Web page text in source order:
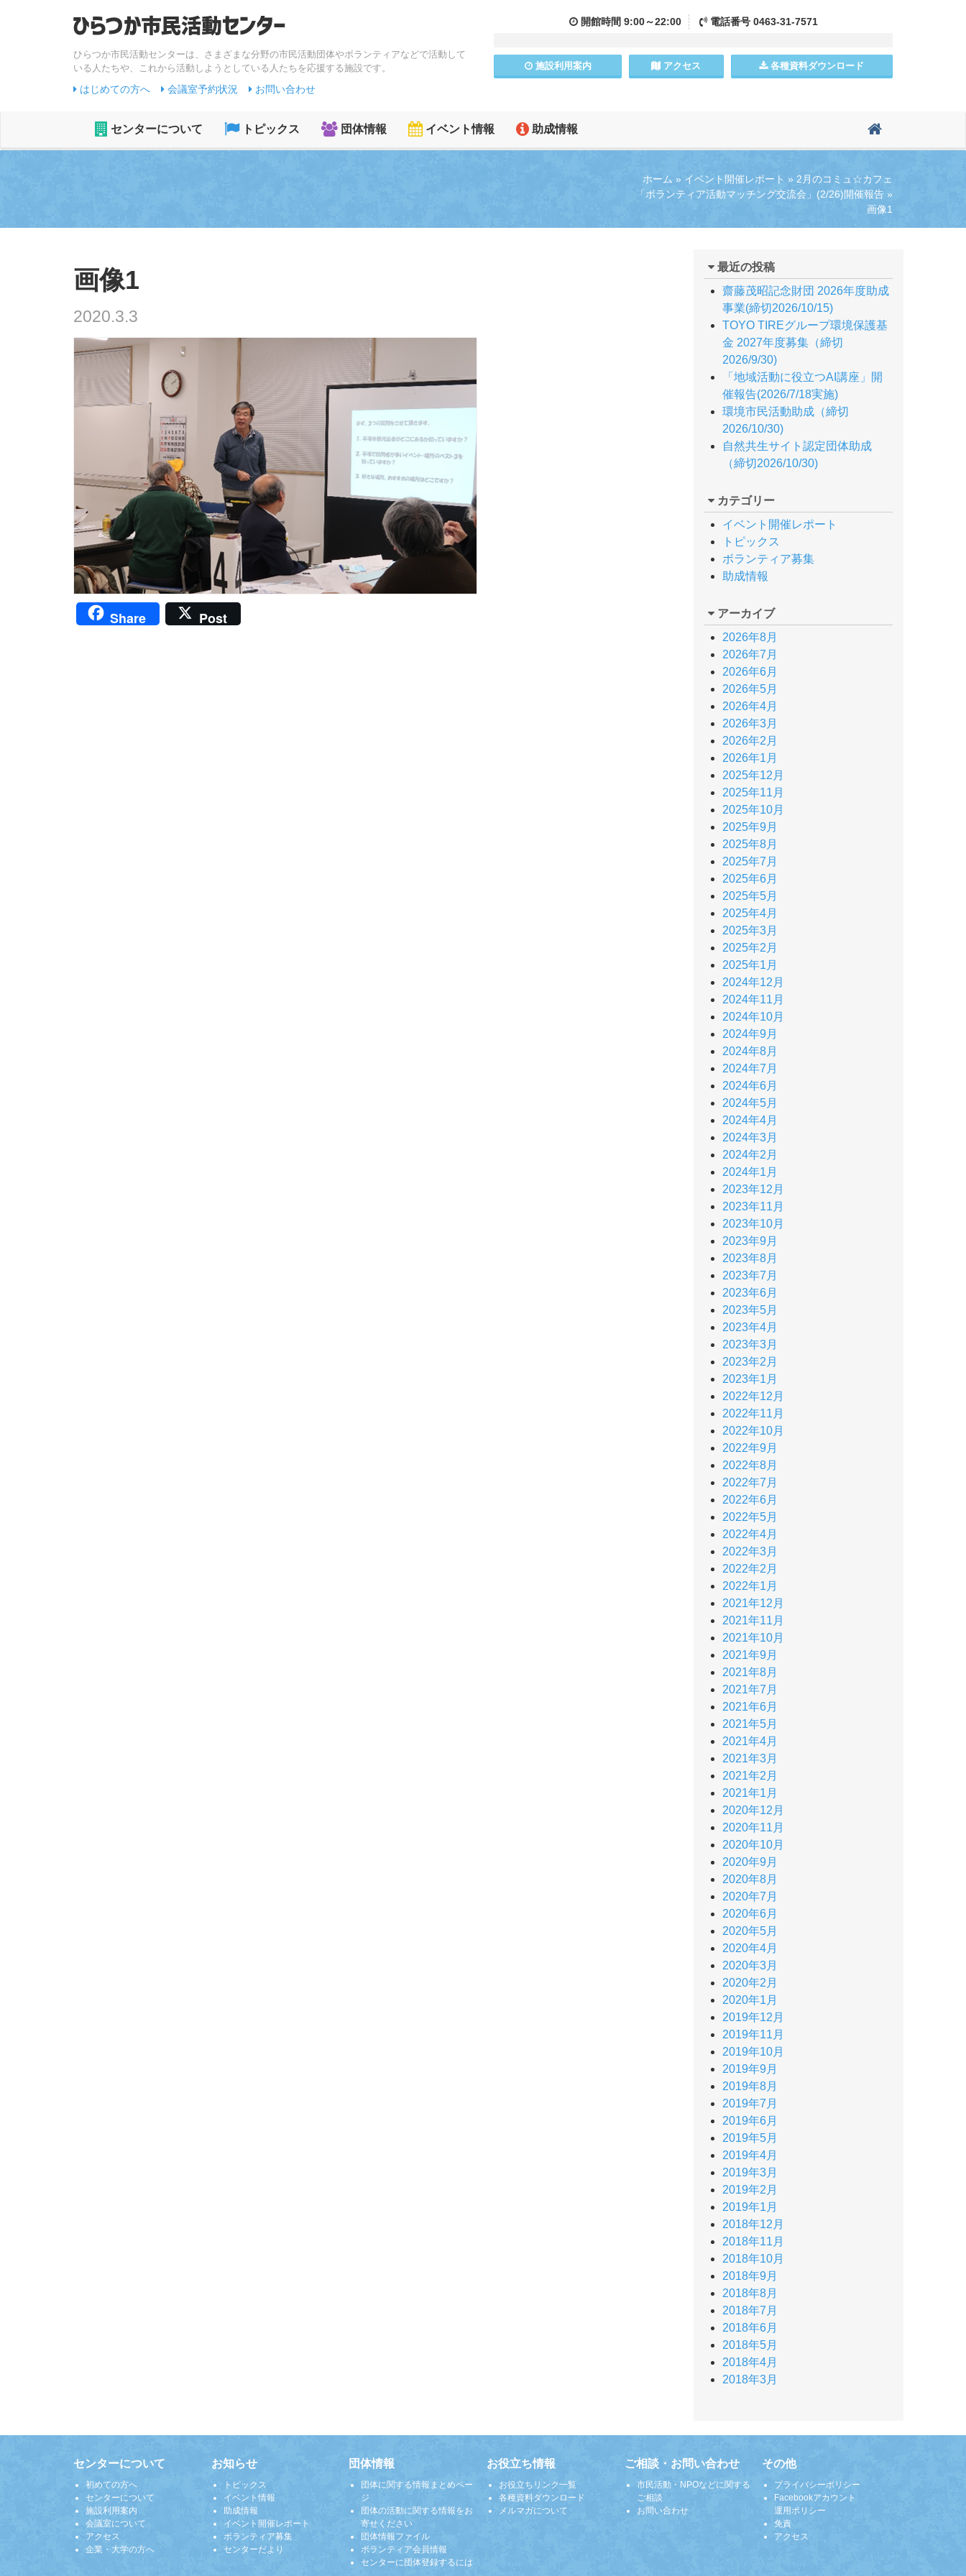
ひらつか市民活動センターは、さまざまな分野の市民活動団体やボランティアなどで活動して
いる人たちや、これから活動しようとしている人たちを応援する施設です。
はじめての方へ 会議室予約状況 お問い合わせ
開館時間 9:00～22:00 電話番号0463-31-7571
施設利用案内 アクセス 各種資料ダウンロード
センターについて トピックス 団体情報 イベント情報 助成情報
ホーム » イベント開催レポート » 2月のコミュ☆カフェ
「ボランティア活動マッチング交流会」(2/26)開催報告 »
画像1
画像1
2020.3.3
Share Post
最近の投稿
齋藤茂昭記念財団 2026年度助成
事業(締切2026/10/15)
TOYO TIREグループ環境保護基
金 2027年度募集（締切
2026/9/30)
「地域活動に役立つAI講座」開
催報告(2026/7/18実施)
環境市民活動助成（締切
2026/10/30)
自然共生サイト認定団体助成
（締切2026/10/30)
カテゴリー
イベント開催レポート
トピックス
ボランティア募集
助成情報
アーカイブ
2026年8月
2026年7月
2026年6月
2026年5月
2026年4月
2026年3月
2026年2月
2026年1月
2025年12月
2025年11月
2025年10月
2025年9月
2025年8月
2025年7月
2025年6月
2025年5月
2025年4月
2025年3月
2025年2月
2025年1月
2024年12月
2024年11月
2024年10月
2024年9月
2024年8月
2024年7月
2024年6月
2024年5月
2024年4月
2024年3月
2024年2月
2024年1月
2023年12月
2023年11月
2023年10月
2023年9月
2023年8月
2023年7月
2023年6月
2023年5月
2023年4月
2023年3月
2023年2月
2023年1月
2022年12月
2022年11月
2022年10月
2022年9月
2022年8月
2022年7月
2022年6月
2022年5月
2022年4月
2022年3月
2022年2月
2022年1月
2021年12月
2021年11月
2021年10月
2021年9月
2021年8月
2021年7月
2021年6月
2021年5月
2021年4月
2021年3月
2021年2月
2021年1月
2020年12月
2020年11月
2020年10月
2020年9月
2020年8月
2020年7月
2020年6月
2020年5月
2020年4月
2020年3月
2020年2月
2020年1月
2019年12月
2019年11月
2019年10月
2019年9月
2019年8月
2019年7月
2019年6月
2019年5月
2019年4月
2019年3月
2019年2月
2019年1月
2018年12月
2018年11月
2018年10月
2018年9月
2018年8月
2018年7月
2018年6月
2018年5月
2018年4月
2018年3月
センターについて
初めての方へ
センターについて
施設利用案内
会議室について
アクセス
企業・大学の方へ
お知らせ
トピックス
イベント情報
助成情報
イベント開催レポート
ボランティア募集
センターだより
団体情報
団体に関する情報まとめペー
ジ
団体の活動に関する情報をお
寄せください
団体情報ファイル
ボランティア会員情報
センターに団体登録するには
お役立ち情報
お役立ちリンク一覧
各種資料ダウンロード
メルマガについて
ご相談・お問い合わせ
市民活動・NPOなどに関する
ご相談
お問い合わせ
その他
プライバシーポリシー
Facebookアカウント
運用ポリシー
免責
アクセス